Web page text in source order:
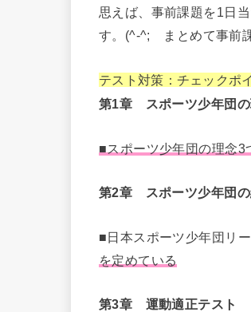
思えば、事前課題を1日
す。(^-^; まとめて事前
テスト対策：チェックポ
第1章 スポーツ少年団の
■スポーツ少年団の理念3
第2章 スポーツ少年団の
■日本スポーツ少年団リ
を定めている
第3章 運動適正テスト